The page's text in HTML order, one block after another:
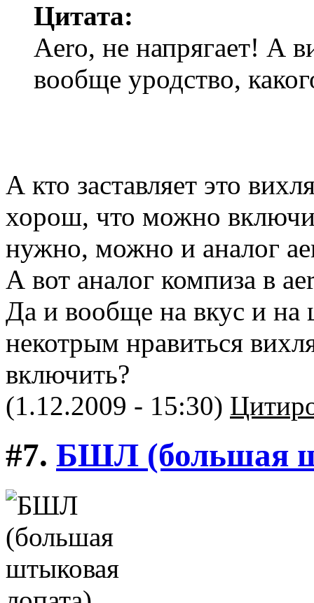
Цитата:
Aero, не напрягает! А
вообще уродство,
А кто заставляет это
хорош, что можно
нужно, можно и аналог
А вот аналог компиза в
Да и вообще на вкус и на
некотрым нравиться
включить?
(1.12.2009 - 15:30)
#7. БШЛ (большая